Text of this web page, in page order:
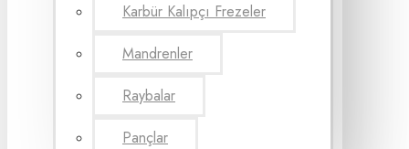
Karbür Kalıpçı Frezeler
Mandrenler
Raybalar
Pançlar